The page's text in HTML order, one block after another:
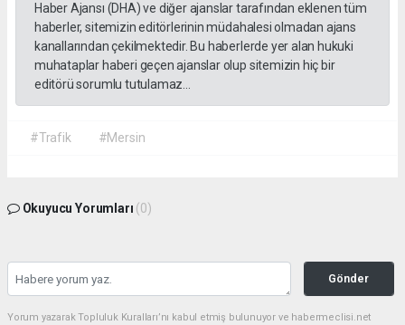
Haber Ajansı (DHA) ve diğer ajanslar tarafından eklenen tüm
haberler, sitemizin editörlerinin müdahalesi olmadan ajans
kanallarından çekilmektedir. Bu haberlerde yer alan hukuki
muhataplar haberi geçen ajanslar olup sitemizin hiç bir
editörü sorumlu tutulamaz...
#Trafik #Mersin
Okuyucu Yorumları (0)
Gönder
Yorum yazarak Topluluk Kuralları’nı kabul etmiş bulunuyor ve habermeclisi.net